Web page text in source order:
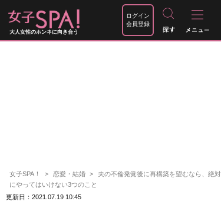
大人女性のホンネに向き合う
ログイン
会員登録
女子SPA！ 恋愛・結婚
夫の不倫発覚後に再構築を望むなら、絶対
にやってはいけない3つのこと
更新日：2021.07.19 10:45